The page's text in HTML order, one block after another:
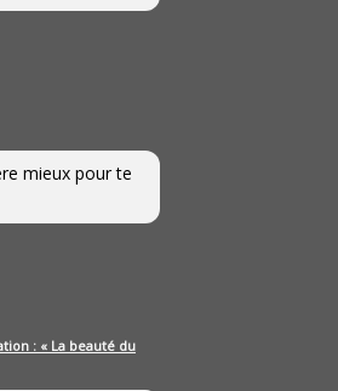
mieux pour te
: « La beauté du